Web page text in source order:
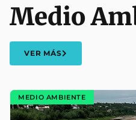
Medio
VER MÁS
MEDIO AMBIENTE